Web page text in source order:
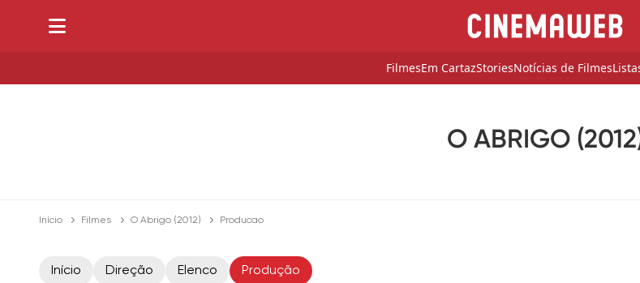
FilmesEm CartazStoriesNotícias de Filmes
O ABRIGO
Início Filmes O Abrigo (2012) Producao
Início Direção Elenco Produção